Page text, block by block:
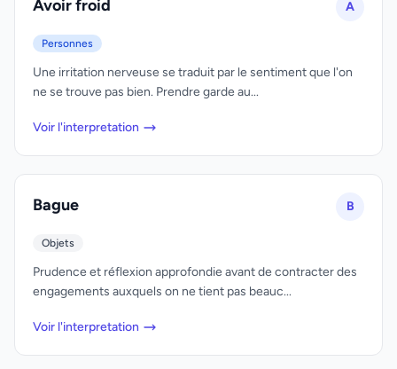
Avoir froid A
Personnes
Une irritation nerveuse se traduit par le sentiment que l'on
ne se trouve pas bien. Prendre garde au...
Voir l'interpretation
Bague B
Objets
Prudence et réflexion approfondie avant de contracter des
engagements auxquels on ne tient pas beauc...
Voir l'interpretation